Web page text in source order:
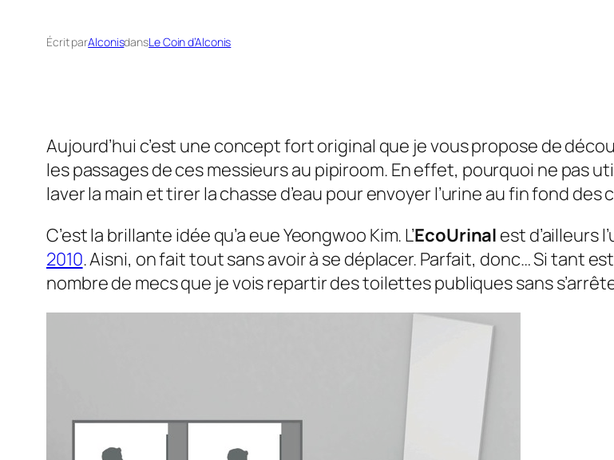
Écrit parAlconisdansLe Coin d’Alconis
Aujourd’hui c’est une concept fort original que je vous propose de
les passages de ces messieurs au pipiroom. En effet, pourquoi ne pas
laver la main et tirer la chasse d’eau pour envoyer l’urine au fin fond des
C’est la brillante idée qu’a eue Yeongwoo Kim. L’EcoUrinal est d’ailleurs
2010. Aisni, on fait tout sans avoir à se déplacer. Parfait, donc… Si tant
nombre de mecs que je vois repartir des toilettes publiques sans